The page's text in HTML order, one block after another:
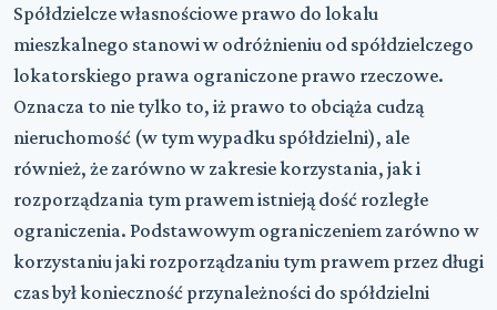
Spółdzielcze własnościowe prawo do lokalu
mieszkalnego stanowi w odróżnieniu od spółdzielczego
lokatorskiego prawa ograniczone prawo rzeczowe.
Oznacza to nie tylko to, iż prawo to obciąża cudzą
nieruchomość (w tym wypadku spółdzielni), ale
również, że zarówno w zakresie korzystania, jak i
rozporządzania tym prawem istnieją dość rozległe
ograniczenia. Podstawowym ograniczeniem zarówno w
korzystaniu jaki rozporządzaniu tym prawem przez długi
czas był konieczność przynależności do spółdzielni